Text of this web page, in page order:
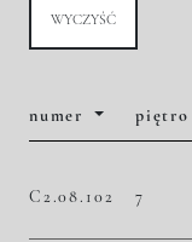
WYCZYŚĆ
numer piętro
C2.08.102 7